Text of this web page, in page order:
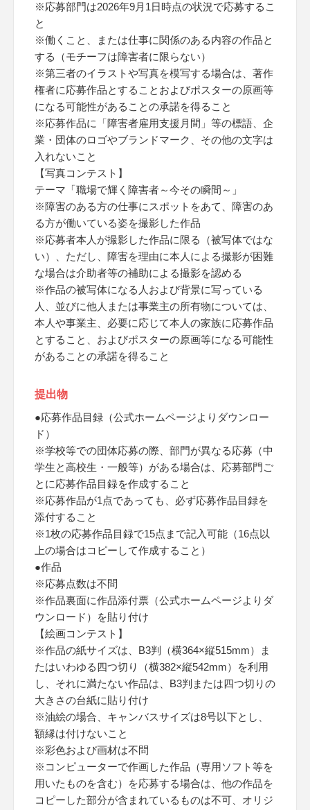
※応募部門は2026年9月1日時点の状況で応募するこ
と
※働くこと、または仕事に関係のある内容の作品と
する（モチーフは障害者に限らない）
※第三者のイラストや写真を模写する場合は、著作
権者に応募作品とすることおよびポスターの原画等
になる可能性があることの承諾を得ること
※応募作品に「障害者雇用支援月間」等の標語、企
業・団体のロゴやブランドマーク、その他の文字は
入れないこと
【写真コンテスト】
テーマ「職場で輝く障害者～今その瞬間～」
※障害のある方の仕事にスポットをあて、障害のあ
る方が働いている姿を撮影した作品
※応募者本人が撮影した作品に限る（被写体ではな
い）、ただし、障害を理由に本人による撮影が困難
な場合は介助者等の補助による撮影を認める
※作品の被写体になる人および背景に写っている
人、並びに他人または事業主の所有物については、
本人や事業主、必要に応じて本人の家族に応募作品
とすること、およびポスターの原画等になる可能性
があることの承諾を得ること
提出物
●応募作品目録（公式ホームページよりダウンロー
ド）
※学校等での団体応募の際、部門が異なる応募（中
学生と高校生・一般等）がある場合は、応募部門ご
とに応募作品目録を作成すること
※応募作品が1点であっても、必ず応募作品目録を
添付すること
※1枚の応募作品目録で15点まで記入可能（16点以
上の場合はコピーして作成すること）
●作品
※応募点数は不問
※作品裏面に作品添付票（公式ホームページよりダ
ウンロード）を貼り付け
【絵画コンテスト】
※作品の紙サイズは、B3判（横364×縦515mm）ま
たはいわゆる四つ切り（横382×縦542mm）を利用
し、それに満たない作品は、B3判または四つ切りの
大きさの台紙に貼り付け
※油絵の場合、キャンバスサイズは8号以下とし、
額縁は付けないこと
※彩色および画材は不問
※コンピューターで作画した作品（専用ソフト等を
用いたものを含む）を応募する場合は、他の作品を
コピーした部分が含まれているものは不可、オリジ